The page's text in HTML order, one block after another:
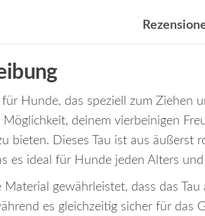
für Hunde, das speziell zum Ziehen
deinem vierbeinigen
bieten. Dieses Tau ist aus äußerst
es ideal für Hunde jeden Alters
Material gewährleistet, dass das
es gleichzeitig sicher für das